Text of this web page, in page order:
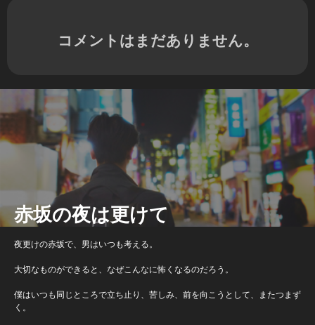
コメントはまだありません。
赤坂の夜は更けて
夜更けの赤坂で、男はいつも考える。
大切なものができると、なぜこんなに怖くなるのだろう。
僕はいつも同じところで立ち止り、苦しみ、前を向こうとして、またつまず
く。